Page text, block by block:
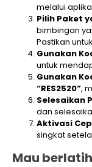
melalui
Pilih Paket
bimbingan
Pastikan
Gunakan
untuk
Gunakan
“RES2520”,
Selesaikan
dan
Aktivasi
singkat
Mau